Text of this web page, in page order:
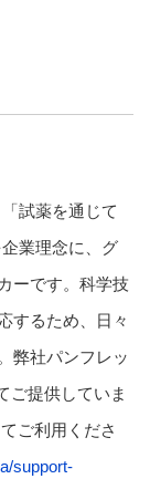
試薬を通じて
業理念に、グ
ーです。科学技
するため、日々
弊社パンフレッ
ご提供していま
ご利用くださ
support-